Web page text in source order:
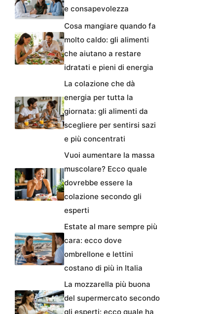
e consapevolezza
Cosa mangiare quando fa
molto caldo: gli alimenti
che aiutano a restare
idratati e pieni di energia
La colazione che dà
energia per tutta la
giornata: gli alimenti da
scegliere per sentirsi sazi
e più concentrati
Vuoi aumentare la massa
muscolare? Ecco quale
dovrebbe essere la
colazione secondo gli
esperti
Estate al mare sempre più
cara: ecco dove
ombrellone e lettini
costano di più in Italia
La mozzarella più buona
del supermercato secondo
gli esperti: ecco quale ha